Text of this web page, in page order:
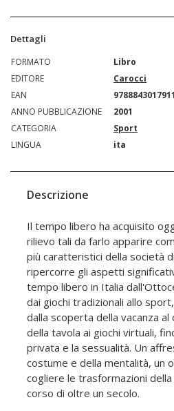
Dettagli
FORMATO
Libro
EDITORE
Carocci
EAN
9788843017911
ANNO PUBBLICAZIONE
2001
CATEGORIA
Sport
LINGUA
ita
Descrizione
Il tempo libero ha acquisito
rilievo tali da farlo apparire
più caratteristici della società
ripercorre gli aspetti
tempo libero in Italia
dai giochi tradizionali allo
dalla scoperta della vacanza al
della tavola ai giochi virtuali,
privata e la sessualità. Un
costume e della mentalità, un
cogliere le trasformazioni
corso di oltre un secolo.